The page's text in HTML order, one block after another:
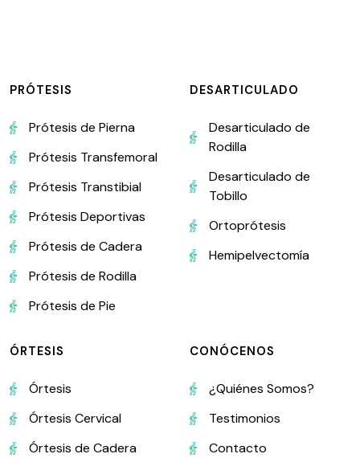
PRÓTESIS
Prótesis de Pierna
Prótesis Transfemoral
Prótesis Transtibial
Prótesis Deportivas
Prótesis de Cadera
Prótesis de Rodilla
Prótesis de Pie
DESARTICULADO
Desarticulado de
Rodilla
Desarticulado de
Tobillo
Ortoprótesis
Hemipelvectomía
ÓRTESIS
Órtesis
Órtesis Cervical
Órtesis de Cadera
CONÓCENOS
¿Quiénes Somos?
Testimonios
Contacto